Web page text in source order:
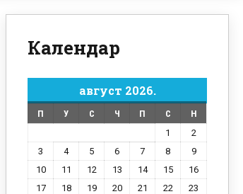
Календар
август 2026.
П У С Ч П С
Н
1
2
3
4 5 6 7 8
9
10
11 12 13 14 15
16
17
18 19 20 21 22
23